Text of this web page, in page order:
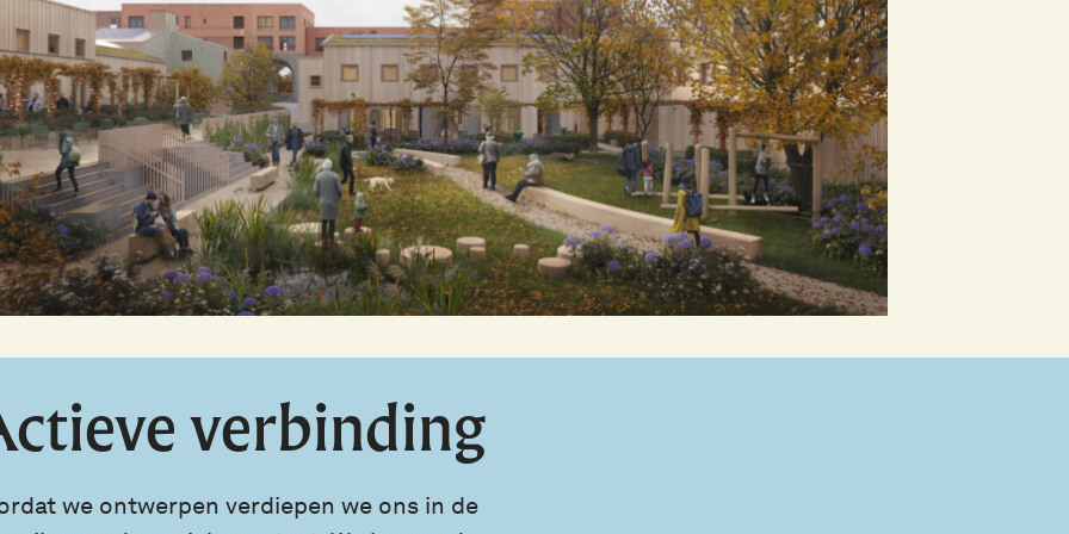
verbinding
we ontwerpen verdiepen we ons in de